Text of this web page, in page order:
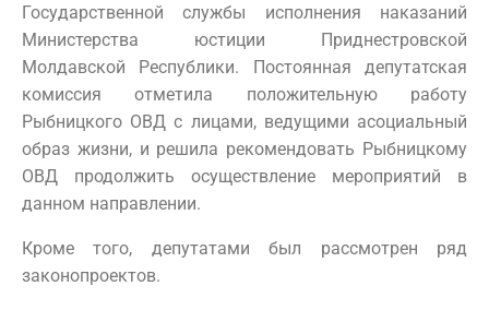
Государственной службы исполнения наказаний
Министерства юстиции Приднестровской
Молдавской Республики. Постоянная депутатская
комиссия отметила положительную работу
Рыбницкого ОВД с лицами, ведущими асоциальный
образ жизни, и решила рекомендовать Рыбницкому
ОВД продолжить осуществление мероприятий в
данном направлении.
Кроме того, депутатами был рассмотрен ряд
законопроектов.